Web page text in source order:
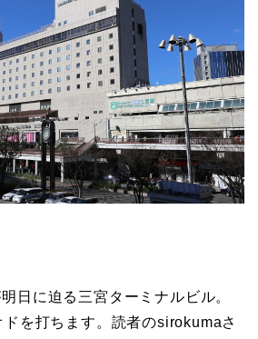
日に迫る三宮ターミナルビル。
を打ちます。読者のsirokumaさ